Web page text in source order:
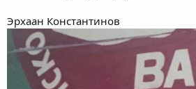
Эрхаан Константинов